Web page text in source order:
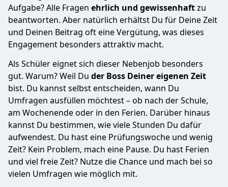
Aufgabe? Alle Fragen ehrlich und gewissenhaftzu
beantworten. Aber natürlich erhältst Du für Deine Zeit
und Deinen Beitrag oft eine Vergütung, was dieses
Engagement besonders attraktiv macht.
Als Schüler eignet sich dieser Nebenjob besonders
gut. Warum? Weil Du der Boss Deiner eigenen Zeit
bist. Du kannst selbst entscheiden, wann Du
Umfragen ausfüllen möchtest – ob nach der Schule,
am Wochenende oder in den Ferien. Darüber hinaus
kannst Du bestimmen, wie viele Stunden Du dafür
aufwendest. Du hast eine Prüfungswoche und wenig
Zeit? Kein Problem, mach eine Pause. Du hast Ferien
und viel freie Zeit? Nutze die Chance und mach bei so
vielen Umfragen wie möglich mit.